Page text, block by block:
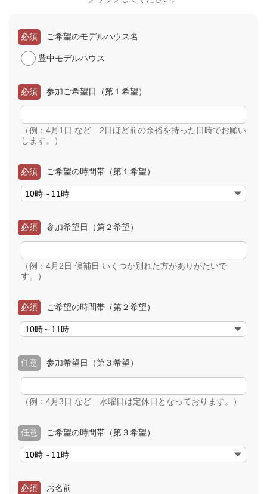
ご希望のモデルハウス名
必須
豊中モデルハウス
参加ご希望日（第１希望）
必須
（例：4月1日 など 2日ほど前の余裕を持った日時でお願い
します。）
ご希望の時間帯（第１希望）
必須
参加希望日（第２希望）
必須
（例：4月2日 候補日 いくつか別れた方がありがたいで
す。）
ご希望の時間帯（第２希望）
必須
参加希望日（第３希望）
任意
（例：4月3日 など 水曜日は定休日となっております。）
ご希望の時間帯（第３希望）
任意
お名前
必須